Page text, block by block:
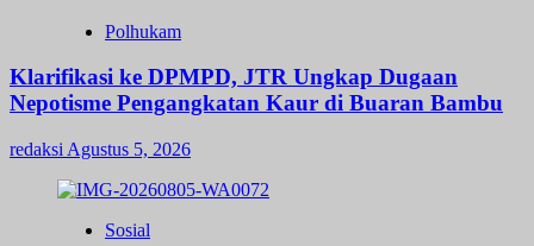
Polhukam
Klarifikasi ke DPMPD, JTR Ungkap Dugaan
Nepotisme Pengangkatan Kaur di Buaran Bambu
redaksi Agustus 5, 2026
Sosial